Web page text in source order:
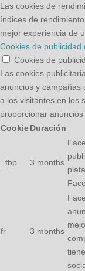
Las cookies de
índices de
mejor experiencia de
Cookies de publicidad
Cookies de
Las cookies
anuncios y campañas
a los visitantes en los
proporcionar anuncios
CookieDuración
_fbp 3 months
fr 3 months